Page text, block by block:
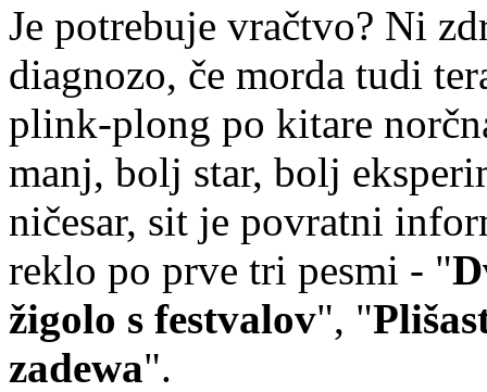
Je potrebuje vračtvo? Ni
diagnozo, če morda tudi
plink-plong po kitare
manj, bolj star, bolj
ničesar, sit je povratni
reklo po prve tri pesmi - "
žigolo s festvalov", "
zadewa".